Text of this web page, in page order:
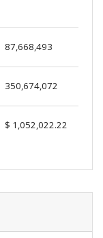
87,668,493
350,674,072
$ 1,052,022.22